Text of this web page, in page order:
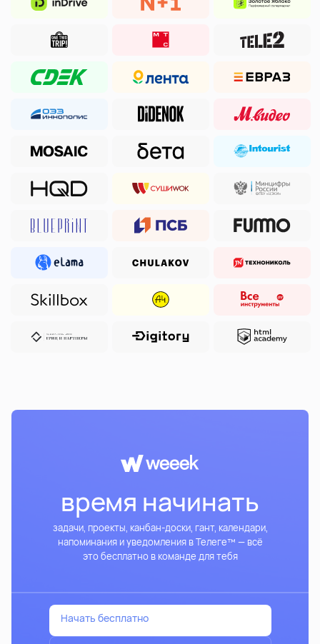
время начинать
задачи, проекты, канбан-доски, гант, календари,
напоминания и уведомления в Телеге™ — всё
это бесплатно в команде для тебя
Начать бесплатно